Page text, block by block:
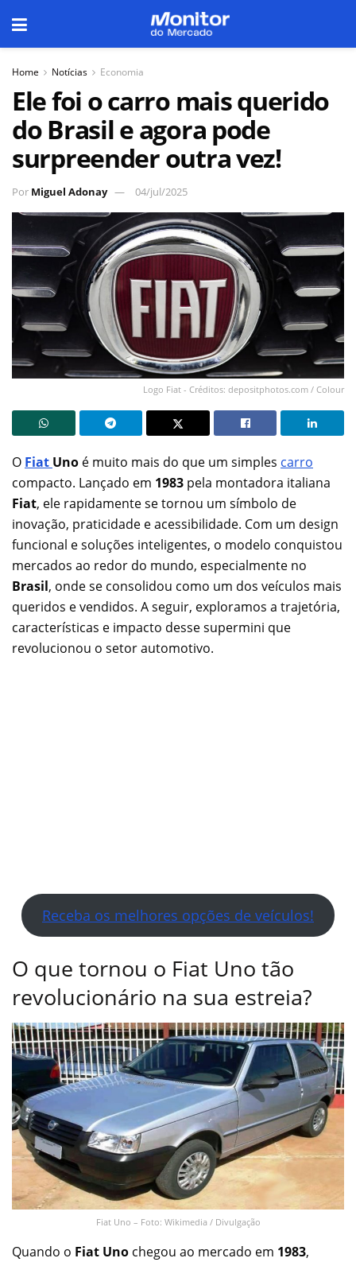
Home Notícias Economia
Ele foi o carro mais querido
do Brasil e agora pode
surpreender outra vez!
Por Miguel Adonay 04/jul/2025
Logo Fiat - Créditos: depositphotos.com / Colour
O Fiat Uno é muito mais do que um simples carro
compacto. Lançado em 1983 pela montadora italiana
Fiat, ele rapidamente se tornou um símbolo de
inovação, praticidade e acessibilidade. Com um design
funcional e soluções inteligentes, o modelo conquistou
mercados ao redor do mundo, especialmente no
Brasil, onde se consolidou como um dos veículos mais
queridos e vendidos. A seguir, exploramos a trajetória,
características e impacto desse supermini que
revolucionou o setor automotivo.
Receba os melhores opções de veículos!
O que tornou o Fiat Uno tão
revolucionário na sua estreia?
Fiat Uno – Foto: Wikimedia / Divulgação
Quando o Fiat Uno chegou ao mercado em 1983,